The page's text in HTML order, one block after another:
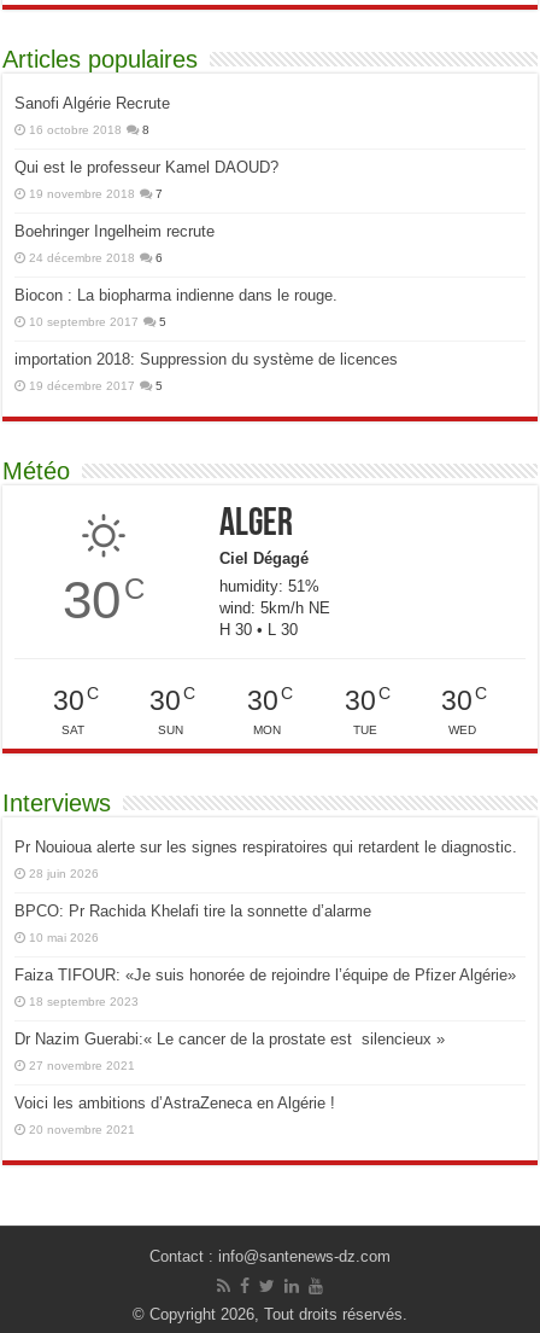
Articles populaires
Sanofi Algérie Recrute
16 octobre 2018 8
Qui est le professeur Kamel DAOUD?
19 novembre 2018 7
Boehringer Ingelheim recrute
24 décembre 2018 6
Biocon : La biopharma indienne dans le rouge.
10 septembre 2017 5
importation 2018: Suppression du système de licences
19 décembre 2017 5
Météo
30C
Alger
Ciel Dégagé
humidity: 51%
wind: 5km/h NE
H 30 • L 30
30C
SAT
30 C
SUN
30C
MON
30C
TUE
30 C
WED
Interviews
Pr Nouioua alerte sur les signes respiratoires qui retardent le diagnostic.
28 juin 2026
BPCO: Pr Rachida Khelafi tire la sonnette d’alarme
10 mai 2026
Faiza TIFOUR: «Je suis honorée de rejoindre l’équipe de Pfizer Algérie»
18 septembre 2023
Dr Nazim Guerabi:« Le cancer de la prostate est silencieux »
27 novembre 2021
Voici les ambitions d’AstraZeneca en Algérie !
20 novembre 2021
Contact : info@santenews-dz.com
© Copyright 2026, Tout droits réservés.